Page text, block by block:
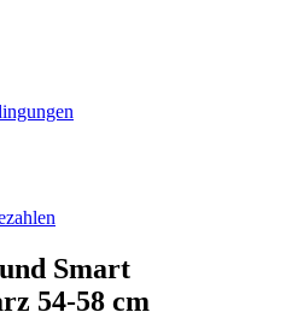
Smart
54-58 cm